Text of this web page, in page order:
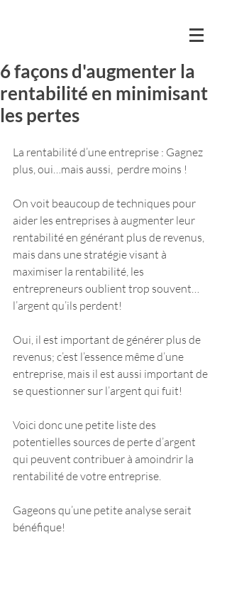
6 façons d'augmenter la
rentabilité en minimisant
les pertes
La rentabilité d’une entreprise : Gagnez
plus, oui…mais aussi,  perdre moins !
On voit beaucoup de techniques pour
aider les entreprises à augmenter leur
rentabilité en générant plus de revenus,
mais dans une stratégie visant à
maximiser la rentabilité, les
entrepreneurs oublient trop souvent…
l’argent qu’ils perdent!
Oui, il est important de générer plus de
revenus; c’est l’essence même d’une
entreprise, mais il est aussi important de
se questionner sur l’argent qui fuit!
Voici donc une petite liste des
potentielles sources de perte d’argent
qui peuvent contribuer à amoindrir la
rentabilité de votre entreprise.
Gageons qu’une petite analyse serait
bénéfique!